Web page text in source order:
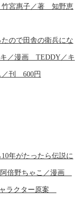
宮惠子／著 知野恵
ので田舎の衛兵にな
／漫画 TEDDY／キ
／刊 600円
年がたったら伝説に
倍野ちゃこ／漫画
ラクター原案